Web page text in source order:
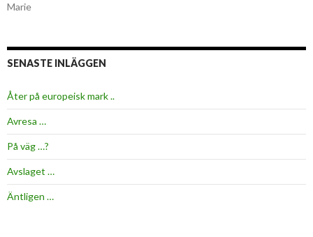
Marie
SENASTE INLÄGGEN
Åter på europeisk mark ..
Avresa …
På väg …?
Avslaget …
Äntligen …